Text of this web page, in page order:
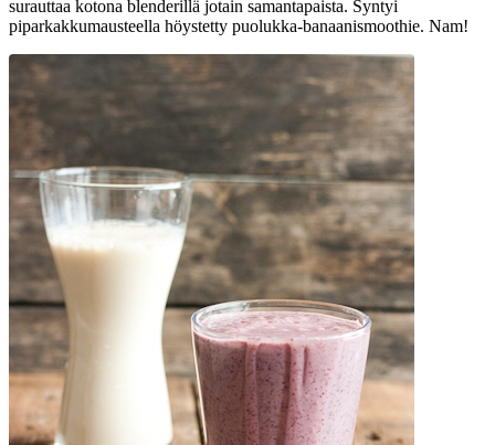
surauttaa kotona blenderillä jotain samantapaista. Syntyi
piparkakkumausteella höystetty puolukka-banaanismoothie. Nam!